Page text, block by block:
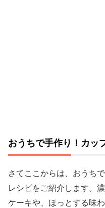
おうちで手作り！カッ
さてここからは、おうち
レシピをご紹介します。
ケーキや、ほっとする味